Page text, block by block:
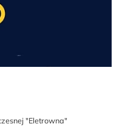
"Eletrowna"